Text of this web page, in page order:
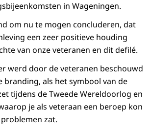
in Wageningen.
om nu te mogen concluderen, dat
een zeer positieve houding
van onze veteranen en dit defilé.
werd door de veteranen beschouwd
branding, als het symbool van de
tijdens de Tweede Wereldoorlog en
je als veteraan een beroep kon
zat.